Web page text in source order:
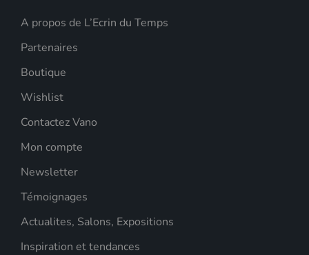
A propos de L’Ecrin du Temps
Partenaires
Boutique
Wishlist
Contactez Vano
Mon compte
Newsletter
Témoignages
Actualites, Salons, Expositions
Inspiration et tendances